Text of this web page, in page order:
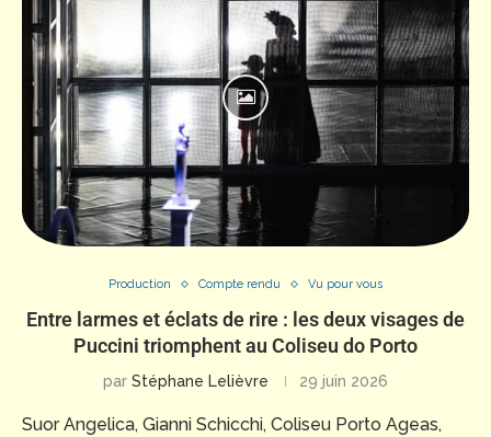
Production Compte rendu Vu pour vous
Entre larmes et éclats de rire : les deux visages de
Puccini triomphent au Coliseu do Porto
par Stéphane Lelièvre 29 juin 2026
Suor Angelica, Gianni Schicchi, Coliseu Porto Ageas,